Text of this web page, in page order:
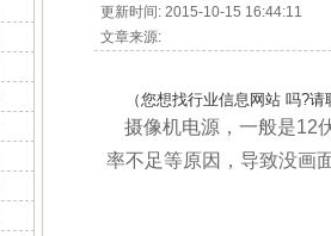
更新时间: 2015-10-15 16:44:11
文章来源:
（您想找行业信息网站 吗?请
摄像机电源，一般是12
率不足等原因，导致没画